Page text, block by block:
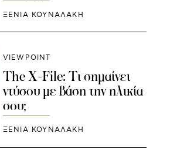
ΞΕΝΙΑ ΚΟΥΝΑΛΑΚΗ
VIEWPOINT
The X-File: Τι σημαίνει
ντύσου με βάση την ηλικία
σου;
ΞΕΝΙΑ ΚΟΥΝΑΛΑΚΗ